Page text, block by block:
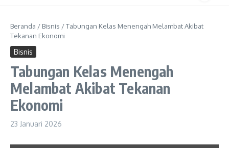
Beranda / Bisnis /Tabungan Kelas Menengah Melambat Akibat
Tekanan Ekonomi
Bisnis
Tabungan Kelas Menengah
Melambat Akibat Tekanan
Ekonomi
23 Januari 2026